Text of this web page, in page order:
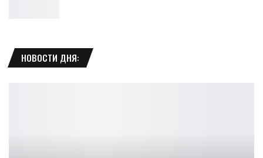
НОВОСТИ ДНЯ: